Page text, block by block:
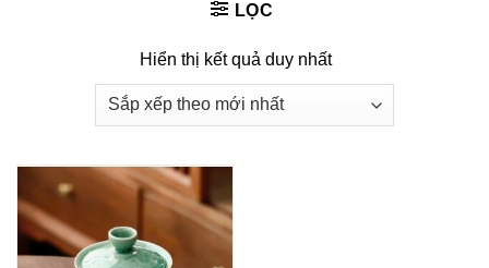
LỌC
Hiển thị kết quả duy nhất